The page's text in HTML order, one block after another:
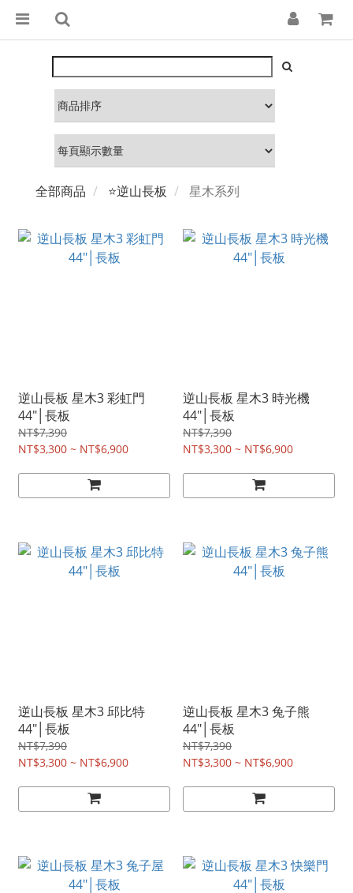
全部商品 ⭐逆山長板 星木系列
逆山長板 星木3 彩虹門
44"│長板
NT$7,390
NT$3,300 ~ NT$6,900
逆山長板 星木3 時光機
44"│長板
NT$7,390
NT$3,300 ~ NT$6,900
逆山長板 星木3 邱比特
44"│長板
NT$7,390
NT$3,300 ~ NT$6,900
逆山長板 星木3 兔子熊
44"│長板
NT$7,390
NT$3,300 ~ NT$6,900